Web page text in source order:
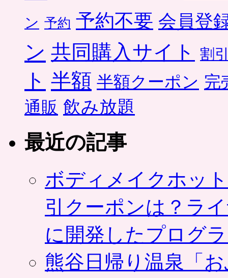
ン 予約 予約不要 会員登
ン 共同購入サイト 割
ト 半額 半額クーポン 完
通販 飲み放題
最近の記事
ボディメイクホッ
引クーポンは？ラ
に開発したプログ
熊谷日帰り温泉「